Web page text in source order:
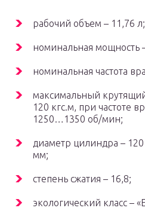
рабочий объем – 11,76 л;
номинальная мощность
номинальная частота
максимальный
120 кгс.м, при частоте
1250…1350 об/мин;
диаметр цилиндра –
мм;
степень сжатия – 16,8;
экологический класс –